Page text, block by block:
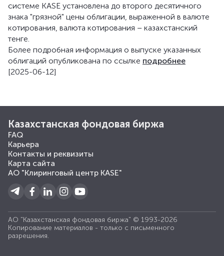
системе KASE установлена до второго десятичного
знака "грязной" цены облигации, выраженной в валюте
котирования, валюта котирования – казахстанский
тенге.
Более подробная информация о выпуске указанных
облигаций опубликована по ссылке подробнее
[2025-06-12]
Казахстанская фондовая биржа
FAQ
Карьера
Контакты и реквизиты
Карта сайта
АО "Клиринговый центр KASE"
АО "Казахстанская фондовая биржа" © 1993-2026
Копирование материалов - только с письменного
разрешения.